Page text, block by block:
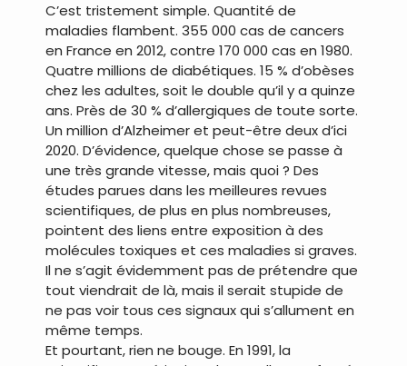
C’est tristement simple. Quantité de
maladies flambent. 355 000 cas de cancers
en France en 2012, contre 170 000 cas en 1980.
Quatre millions de diabétiques. 15 % d’obèses
chez les adultes, soit le double qu’il y a quinze
ans. Près de 30 % d’allergiques de toute sorte.
Un million d’Alzheimer et peut-être deux d’ici
2020. D’évidence, quelque chose se passe à
une très grande vitesse, mais quoi ? Des
études parues dans les meilleures revues
scientifiques, de plus en plus nombreuses,
pointent des liens entre exposition à des
molécules toxiques et ces maladies si graves.
Il ne s’agit évidemment pas de prétendre que
tout viendrait de là, mais il serait stupide de
ne pas voir tous ces signaux qui s’allument en
même temps.
Et pourtant, rien ne bouge. En 1991, la